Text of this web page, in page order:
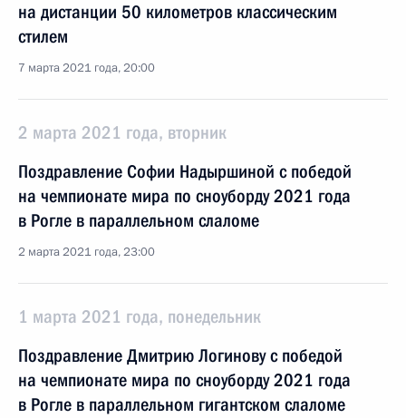
на дистанции 50 километров классическим
стилем
7 марта 2021 года, 20:00
2 марта 2021 года, вторник
Поздравление Софии Надыршиной с победой
на чемпионате мира по сноуборду 2021 года
в Рогле в параллельном слаломе
2 марта 2021 года, 23:00
1 марта 2021 года, понедельник
Поздравление Дмитрию Логинову с победой
на чемпионате мира по сноуборду 2021 года
в Рогле в параллельном гигантском слаломе